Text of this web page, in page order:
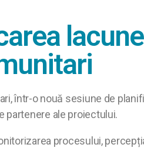
într-o nouă sesiune de
partenere ale proiectului.
procesului,